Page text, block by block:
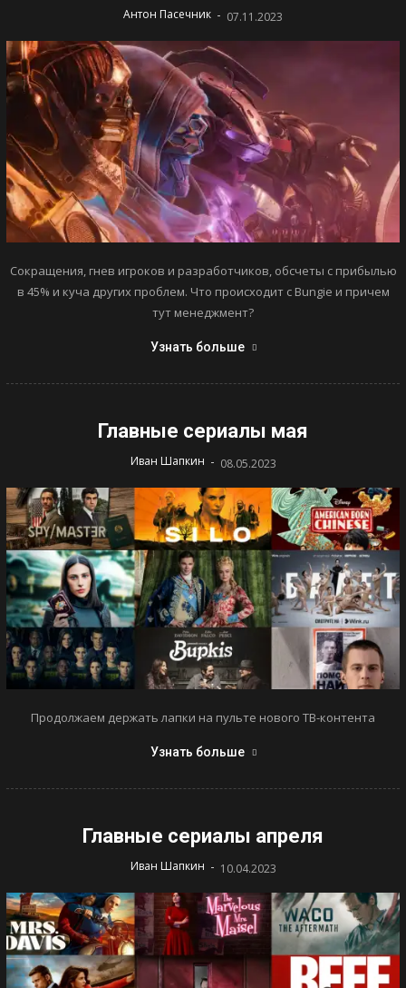
Антон Пасечник - 07.11.2023
Сокращения, гнев игроков и разработчиков, обсчеты с прибылью
в 45% и куча других проблем. Что происходит с Bungie и причем
тут менеджмент?
Узнать больше
Главные сериалы мая
Иван Шапкин - 08.05.2023
Продолжаем держать лапки на пульте нового ТВ-контента
Узнать больше
Главные сериалы апреля
Иван Шапкин - 10.04.2023